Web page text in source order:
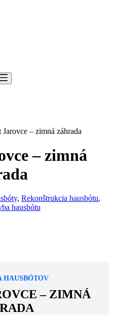
Jarovce – zimná záhrada
– zimná
, Rekonštrukcia hausbótu,
hausbótu
HAUSBÓTOV
– ZIMNÁ